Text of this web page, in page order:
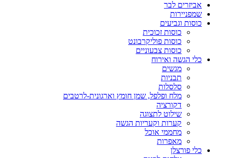
אביזרים לבר
שמפניירות
כוסות וגביעים
כוסות זכוכית
כוסות פוליקרבונט
כוסות צבעוניים
כלי הגשה ואירוח
מגשים
תבניות
סלסלות
מלח ופלפל, שמן חומץ וארגונית-לרטבים
דקורציה
שילוט לתצוגה
קערות וקעריות הגשה
מחממי אוכל
מאפרות
כלי פורצלן